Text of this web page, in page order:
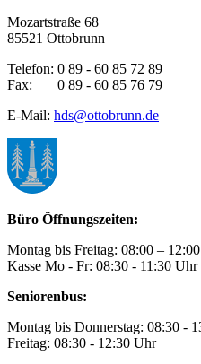
Mozartstraße 68
85521 Ottobrunn
Telefon: 0 89 - 60 85 72 89
Fax: 0 89 - 60 85 76 79
E-Mail: hds@ottobrunn.de
Büro Öffnungszeiten:
Montag bis Freitag: 08:00 –
Kasse Mo - Fr: 08:30 - 11:30 Uhr
Seniorenbus:
Montag bis Donnerstag: 08:30 -
Freitag: 08:30 - 12:30 Uhr